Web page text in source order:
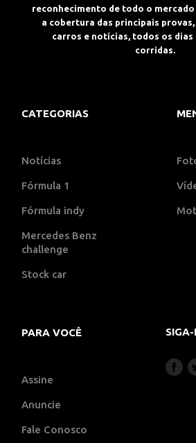
reconhecimento de todo o
a cobertura das principais
carros e notícias, todos os dias
corridas.
CATEGORIAS
Notícias
Fórmula 1
Fórmula indy
Mercedes Benz
challenge
Stock car
PARA VOCÊ
Assine
Anuncie
Fale Conosco